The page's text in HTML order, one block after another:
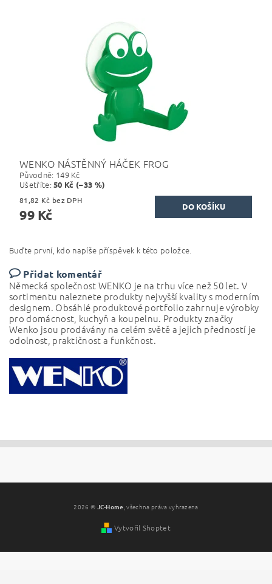
WENKO NÁSTĚNNÝ HÁČEK FROG
Původně: 149 Kč
Ušetříte:50 Kč (–33 %)
81,82 Kč bez DPH
99 Kč
Buďte první, kdo napíše příspěvek k této položce.
Přidat komentář
Německá společnost WENKO je na trhu více než 50 let. V
sortimentu naleznete produkty nejvyšší kvality s moderním
designem. Obsáhlé produktové portfoliozahrnuje výrobky
pro domácnost, kuchyň a koupelnu. Produkty značky
Wenko jsou prodávány na celém světě a jejich předností je
odolnost, praktičnost a funkčnost.
2026 © JC-Home , všechna práva vyhrazena
Vytvořil Shoptet